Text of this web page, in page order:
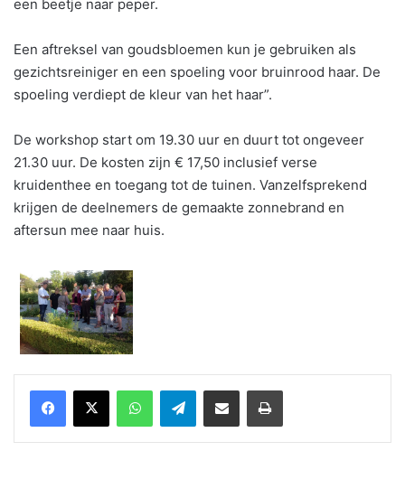
een beetje naar peper.
Een aftreksel van goudsbloemen kun je gebruiken als
gezichtsreiniger en een spoeling voor bruinrood haar. De
spoeling verdiept de kleur van het haar”.
De workshop start om 19.30 uur en duurt tot ongeveer
21.30 uur. De kosten zijn € 17,50 inclusief verse
kruidenthee en toegang tot de tuinen. Vanzelfsprekend
krijgen de deelnemers de gemaakte zonnebrand en
aftersun mee naar huis.
WhatsAppTelegramDelen via Email Print